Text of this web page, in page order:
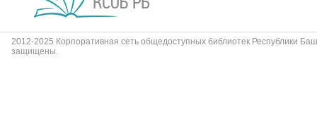
2012-2025 Корпоративная сеть общедоступных библиотек Республики
защищены.